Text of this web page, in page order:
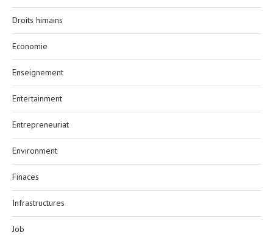
Droits himains
Economie
Enseignement
Entertainment
Entrepreneuriat
Environment
Finaces
Infrastructures
Job